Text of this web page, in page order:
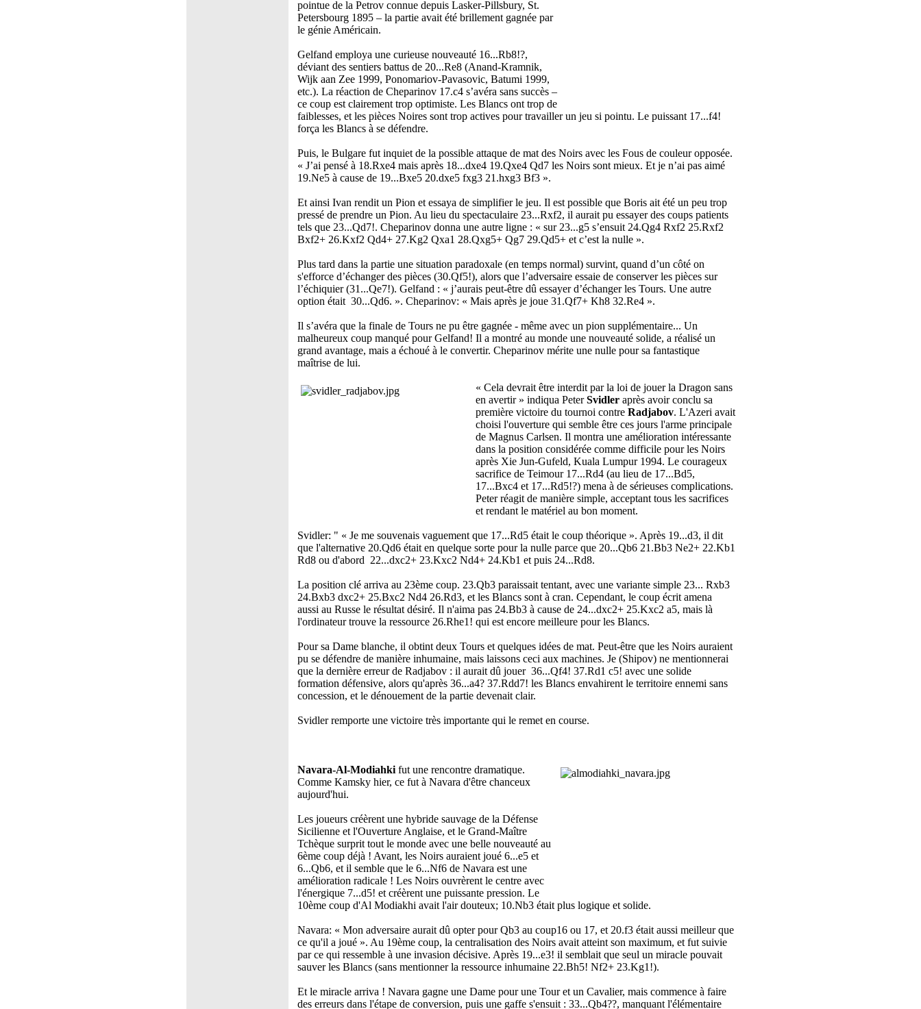
pointue de la Petrov connue depuis Lasker-Pillsbury, St.
Petersbourg 1895 – la partie avait été brillement gagnée par
le génie Américain.
Gelfand employa une curieuse nouveauté 16...Rb8!?,
déviant des sentiers battus de 20...Re8 (Anand-Kramnik,
Wijk aan Zee 1999, Ponomariov-Pavasovic, Batumi 1999,
etc.). La réaction de Cheparinov 17.c4 s’avéra sans succès –
ce coup est clairement trop optimiste. Les Blancs ont trop de
faiblesses, et les pièces Noires sont trop actives pour travailler un jeu si pointu. Le puissant 17...f4!
força les Blancs à se défendre.
Puis, le Bulgare fut inquiet de la possible attaque de mat des Noirs avec les Fous de couleur opposée.
« J’ai pensé à 18.Rxe4 mais après 18...dxe4 19.Qxe4 Qd7 les Noirs sont mieux. Et je n’ai pas aimé
19.Ne5 à cause de 19...Bxe5 20.dxe5 fxg3 21.hxg3 Bf3 ».
Et ainsi Ivan rendit un Pion et essaya de simplifier le jeu. Il est possible que Boris ait été un peu trop
pressé de prendre un Pion. Au lieu du spectaculaire 23...Rxf2, il aurait pu essayer des coups patients
tels que 23...Qd7!. Cheparinov donna une autre ligne : « sur 23...g5 s’ensuit 24.Qg4 Rxf2 25.Rxf2
Bxf2+ 26.Kxf2 Qd4+ 27.Kg2 Qxa1 28.Qxg5+ Qg7 29.Qd5+ et c’est la nulle ».
Plus tard dans la partie une situation paradoxale (en temps normal) survint, quand d’un côté on
s'efforce d’échanger des pièces (30.Qf5!), alors que l’adversaire essaie de conserver les pièces sur
l’échiquier (31...Qe7!). Gelfand : « j’aurais peut-être dû essayer d’échanger les Tours. Une autre
option était 30...Qd6. ». Cheparinov: « Mais après je joue 31.Qf7+ Kh8 32.Re4 ».
Il s’avéra que la finale de Tours ne pu être gagnée - même avec un pion supplémentaire... Un
malheureux coup manqué pour Gelfand! Il a montré au monde une nouveauté solide, a réalisé un
grand avantage, mais a échoué à le convertir. Cheparinov mérite une nulle pour sa fantastique
maîtrise de lui.
« Cela devrait être interdit par la loi de jouer la Dragon sans
en avertir » indiqua PeterSvidler après avoir conclu sa
première victoire du tournoi contre Radjabov. L'Azeri avait
choisi l'ouverture qui semble être ces jours l'arme principale
de Magnus Carlsen. Il montra une amélioration intéressante
dans la position considérée comme difficile pour les Noirs
après Xie Jun-Gufeld, Kuala Lumpur 1994. Le courageux
sacrifice de Teimour 17...Rd4 (au lieu de 17...Bd5,
17...Bxc4 et 17...Rd5!?) mena à de sérieuses complications.
Peter réagit de manière simple, acceptant tous les sacrifices
et rendant le matériel au bon moment.
Svidler: " « Je me souvenais vaguement que 17...Rd5 était le coup théorique ». Après 19...d3, il dit
que l'alternative 20.Qd6 était en quelque sorte pour la nulle parce que 20...Qb6 21.Bb3 Ne2+ 22.Kb1
Rd8 ou d'abord 22...dxc2+ 23.Kxc2 Nd4+ 24.Kb1 et puis 24...Rd8.
La position clé arriva au 23ème coup. 23.Qb3 paraissait tentant, avec une variante simple 23... Rxb3
24.Bxb3 dxc2+ 25.Bxc2 Nd4 26.Rd3, et les Blancs sont à cran. Cependant, le coup écrit amena
aussi au Russe le résultat désiré. Il n'aima pas 24.Bb3 à cause de 24...dxc2+ 25.Kxc2 a5, mais là
l'ordinateur trouve la ressource 26.Rhe1! qui est encore meilleure pour les Blancs.
Pour sa Dame blanche, il obtint deux Tours et quelques idées de mat. Peut-être que les Noirs auraient
pu se défendre de manière inhumaine, mais laissons ceci aux machines. Je (Shipov) ne mentionnerai
que la dernière erreur de Radjabov : il aurait dû jouer 36...Qf4! 37.Rd1 c5! avec une solide
formation défensive, alors qu'après 36...a4? 37.Rdd7! les Blancs envahirent le territoire ennemi sans
concession, et le dénouement de la partie devenait clair.
Svidler remporte une victoire très importante qui le remet en course.
Navara-Al-Modiahki fut une rencontre dramatique.
Comme Kamsky hier, ce fut à Navara d'être chanceux
aujourd'hui.
Les joueurs créèrent une hybride sauvage de la Défense
Sicilienne et l'Ouverture Anglaise, et le Grand-Maître
Tchèque surprit tout le monde avec une belle nouveauté au
6ème coup déjà ! Avant, les Noirs auraient joué 6...e5 et
6...Qb6, et il semble que le 6...Nf6 de Navara est une
amélioration radicale ! Les Noirs ouvrèrent le centre avec
l'énergique 7...d5! et créèrent une puissante pression. Le
10ème coup d'Al Modiakhi avait l'air douteux; 10.Nb3 était plus logique et solide.
Navara: « Mon adversaire aurait dû opter pour Qb3 au coup16 ou 17, et 20.f3 était aussi meilleur que
ce qu'il a joué ». Au 19ème coup, la centralisation des Noirs avait atteint son maximum, et fut suivie
par ce qui ressemble à une invasion décisive. Après 19...e3! il semblait que seul un miracle pouvait
sauver les Blancs (sans mentionner la ressource inhumaine 22.Bh5! Nf2+ 23.Kg1!).
Et le miracle arriva ! Navara gagne une Dame pour une Tour et un Cavalier, mais commence à faire
des erreurs dans l'étape de conversion, puis une gaffe s'ensuit : 33...Qb4??, manquant l'élémentaire